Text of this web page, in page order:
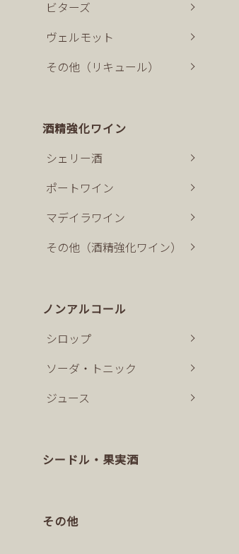
ビターズ
ヴェルモット
その他（リキュール）
酒精強化ワイン
シェリー酒
ポートワイン
マデイラワイン
その他（酒精強化ワイン）
ノンアルコール
シロップ
ソーダ・トニック
ジュース
シードル・果実酒
その他